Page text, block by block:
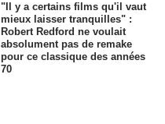
"Il y a certains films qu'il vaut
mieux laisser tranquilles" :
Robert Redford ne voulait
absolument pas de remake
pour ce classique des années
70